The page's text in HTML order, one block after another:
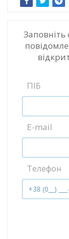
ПІБ
E-mail
Телефон